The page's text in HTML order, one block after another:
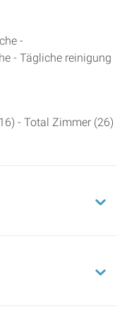
-
- Tägliche reinigung
- Total Zimmer (26)